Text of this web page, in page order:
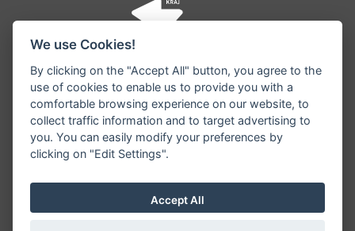
©1996 - 2026 Všechna práva vyhrazena serveru
zveřejňovaných informací a vyhrazuje si právo
We use Cookies!
By clicking on the "Accept All" button, you agree to the
use of cookies to enable us to provide you with a
comfortable browsing experience on our website, to
collect traffic information and to target advertising to
you. You can easily modify your preferences by
clicking on "Edit Settings".
Accept All